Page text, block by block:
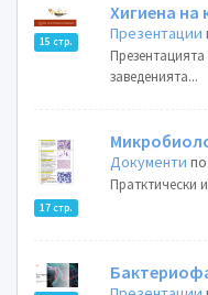
15 стр.
Хигиена на
Презентации
заведенията...
17 стр.
Документи
Пратктически